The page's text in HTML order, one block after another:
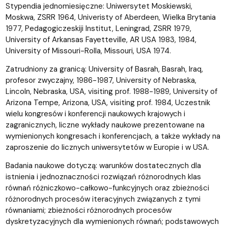
Stypendia jednomiesięczne: Uniwersytet Moskiewski,
Moskwa, ZSRR 1964, Univeristy of Aberdeen, Wielka Brytania
1977, Pedagogiczeskiji Institut, Leningrad, ZSRR 1979,
University of Arkansas Fayetteville, AR USA 1983, 1984,
University of Missouri-Rolla, Missouri, USA 1974.
Zatrudniony za granicą: University of Basrah, Basrah, Iraq,
profesor zwyczajny, 1986-1987, University of Nebraska,
Lincoln, Nebraska, USA, visiting prof. 1988-1989, University of
Arizona Tempe, Arizona, USA, visiting prof. 1984, Uczestnik
wielu kongresów i konferencji naukowych krajowych i
zagranicznych, liczne wykłady naukowe prezentowane na
wymienionych kongresach i konferencjach, a także wykłady na
zaproszenie do licznych uniwersytetów w Europie i w USA.
Badania naukowe dotyczą: warunków dostatecznych dla
istnienia i jednoznaczności rozwiązań różnorodnych klas
równań różniczkowo-całkowo-funkcyjnych oraz zbieżności
różnorodnych procesów iteracyjnych związanych z tymi
równaniami; zbieżności różnorodnych procesów
dyskretyzacyjnych dla wymienionych równań; podstawowych